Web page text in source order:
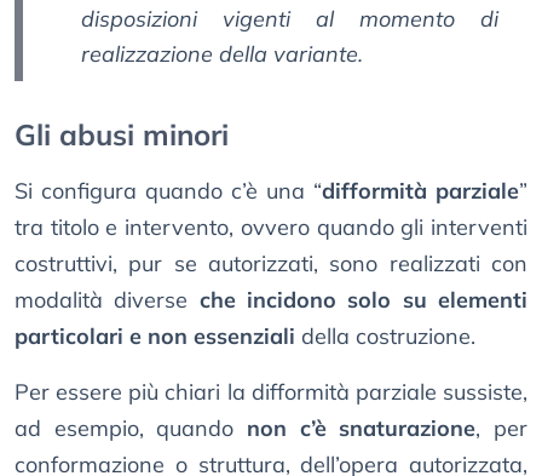
disposizioni vigenti al momento di
realizzazione della variante.
Gli abusi minori
Si configura quando c’è una “difformità parziale”
tra titolo e intervento, ovvero quando gli interventi
costruttivi, pur se autorizzati, sono realizzati con
modalità diverse che incidono solo su elementi
particolari e non essenziali della costruzione.
Per essere più chiari la difformità parziale sussiste,
ad esempio, quando non c’è snaturazione, per
conformazione o struttura, dell’opera autorizzata,